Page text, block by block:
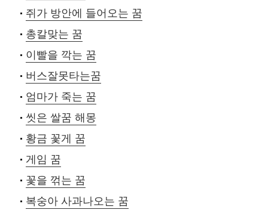
쥐가 방안에 들어오는 꿈
총칼맞는 꿈
이빨을 깍는 꿈
버스잘못타는꿈
엄마가 죽는 꿈
씻은 쌀꿈 해몽
황금 꽃게 꿈
게임 꿈
꽃을 꺾는 꿈
복숭아 사과나오는 꿈